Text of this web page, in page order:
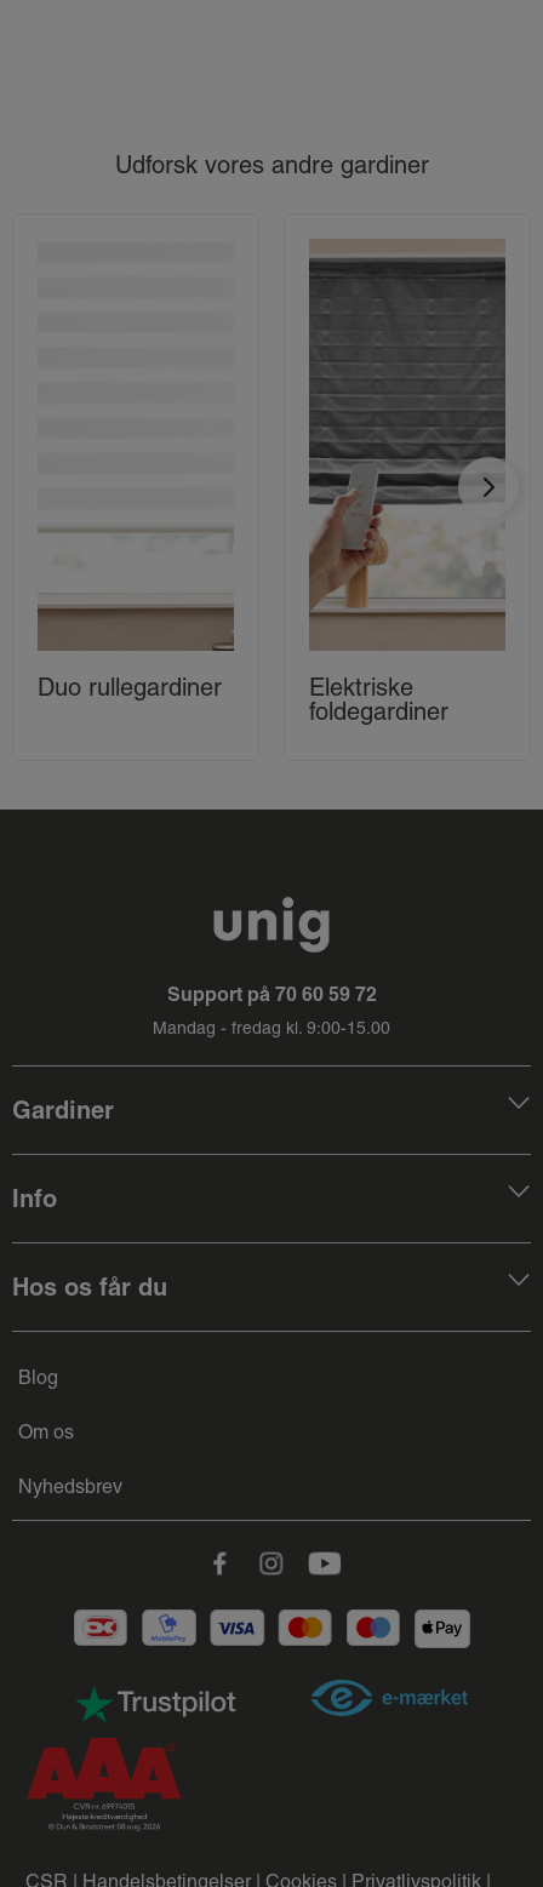
Udforsk vores andre gardiner
Duo rullegardiner
Elektriske
foldegardiner
Support på 70 60 59 72
Mandag - fredag kl. 9:00-15.00
Gardiner
Info
Hos os får du
Blog
Om os
Nyhedsbrev
FacebookInstagramYoutube
CSR | Handelsbetingelser | Cookies | Privatlivspolitik |